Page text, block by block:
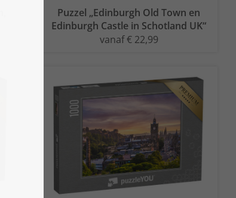
Puzzel „Edinburgh Old Town en
Edinburgh Castle in Schotland UK“
vanaf € 22,99